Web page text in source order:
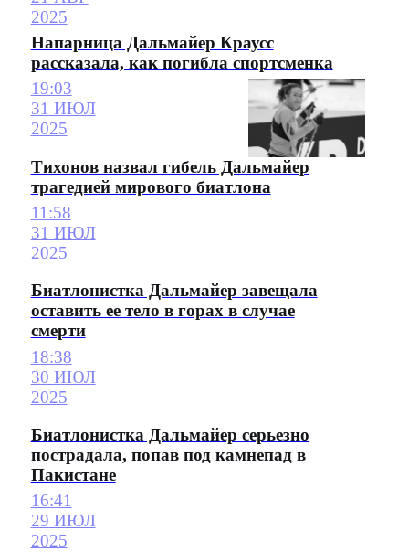
2025
Напарница Дальмайер Краусс
рассказала, как погибла спортсменка
19:03
31 ИЮЛ
2025
Тихонов назвал гибель Дальмайер
трагедией мирового биатлона
11:58
31 ИЮЛ
2025
Биатлонистка Дальмайер завещала
оставить ее тело в горах в случае
смерти
18:38
30 ИЮЛ
2025
Биатлонистка Дальмайер серьезно
пострадала, попав под камнепад в
Пакистане
16:41
29 ИЮЛ
2025